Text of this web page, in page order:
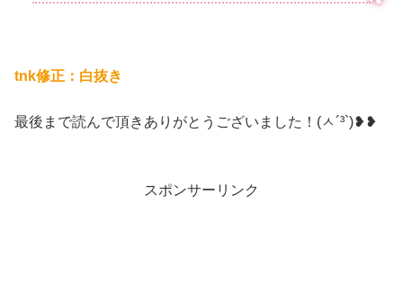
tnk修正：白抜き
最後まで読んで頂きありがとうございました！(ㅅ´³`)❥❥
スポンサーリンク